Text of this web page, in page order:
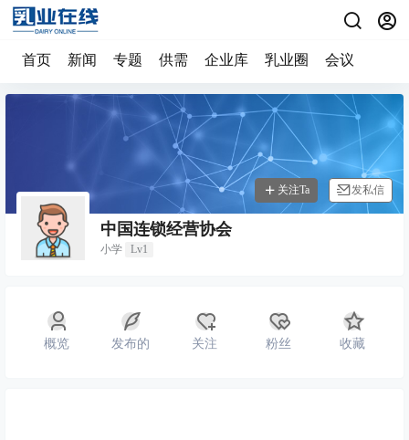
首页 新闻 专题 供需 企业库 乳业圈 会议
中国连锁经营协会
小学 Lv1
关注Ta 发私信
概览 发布的 关注 粉丝 收藏